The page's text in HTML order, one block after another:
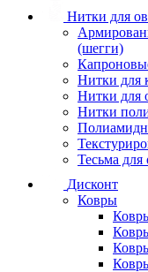
Нитки для
(шегги)
Нитки для
Нитки для
Нитки
Тесьма для
Дисконт
Ковры